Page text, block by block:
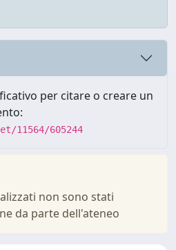
per citare o creare un
11564/605244
non sono stati
da parte dell'ateneo